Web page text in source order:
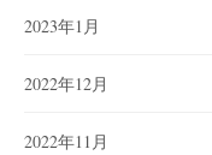
2023年1月
2022年12月
2022年11月